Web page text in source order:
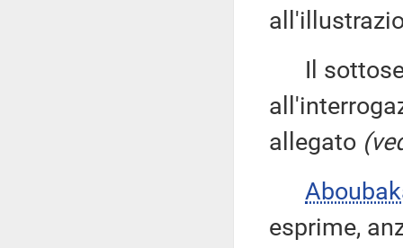
Il
allegato
esprime,